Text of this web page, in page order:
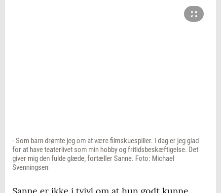
- Som barn drømte jeg om at være filmskuespiller. I dag er jeg glad
for at have teaterlivet som min hobby og fritidsbeskæftigelse. Det
giver mig den fulde glæde, fortæller Sanne. Foto: Michael
Svenningsen
Sanne er ikke i tvivl om at hun godt kunne